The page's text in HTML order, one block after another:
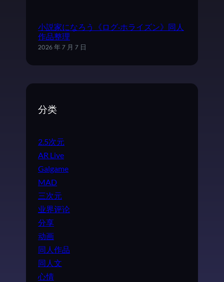
小説家になろう《ログ·ホライズン》同人
作品整理
2026 年 7 月 7 日
分类
2.5次元
AR Live
Galgame
MAD
三次元
业界评论
分享
动画
同人作品
同人文
心情